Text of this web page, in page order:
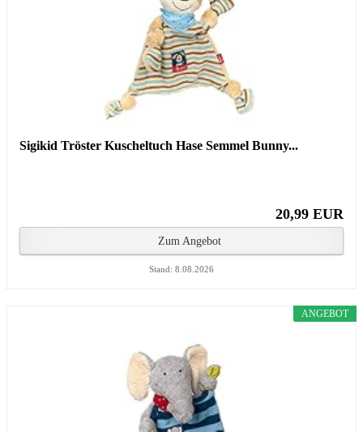
Sigikid Tröster Kuscheltuch Hase Semmel Bunny...
20,99 EUR
Zum Angebot
Stand: 8.08.2026
ANGEBOT